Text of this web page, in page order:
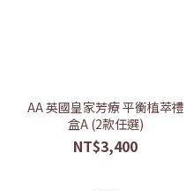
AA 英國皇家芳療 平衡植萃禮
盒A (2款任選)
NT$3,400